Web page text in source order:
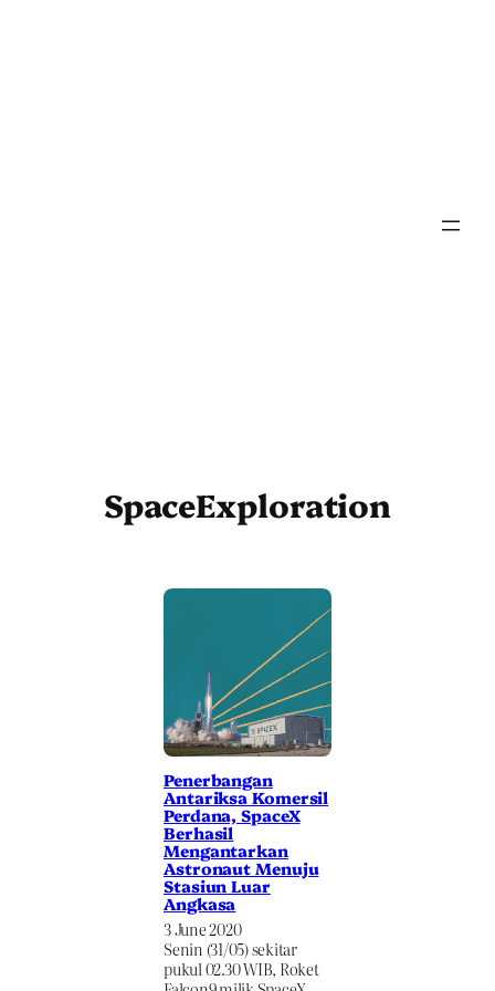
SpaceExploration
Penerbangan
Antariksa Komersil
Perdana, SpaceX
Berhasil
Mengantarkan
Astronaut Menuju
Stasiun Luar
Angkasa
3 June 2020
Senin (31/05) sekitar
pukul 02.30 WIB, Roket